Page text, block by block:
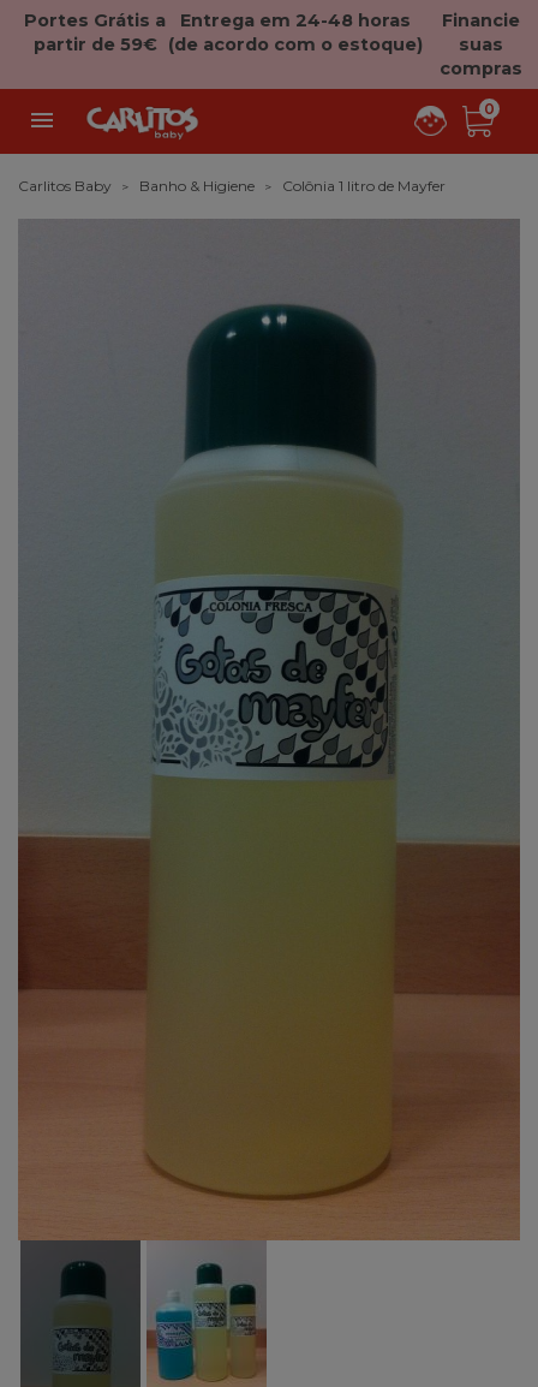
Portes Grátis a
partir de 59€
Entrega em 24-48 horas
(de acordo com o estoque)
Financie
suas
compras
 0
Carlitos Baby Banho & Higiene Colônia 1 litro de Mayfer